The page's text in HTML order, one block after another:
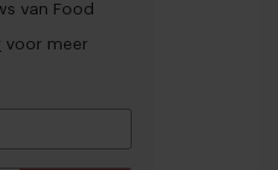
van Food
voor meer